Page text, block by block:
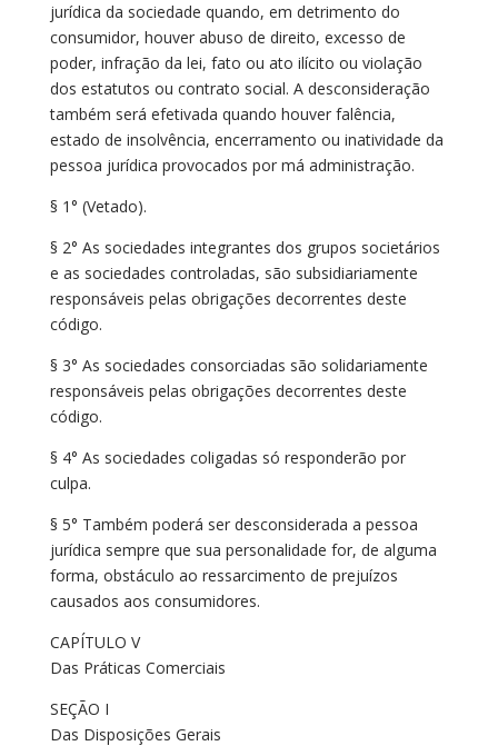
jurídica da sociedade quando, em detrimento do
consumidor, houver abuso de direito, excesso de
poder, infração da lei, fato ou ato ilícito ou violação
dos estatutos ou contrato social. A desconsideração
também será efetivada quando houver falência,
estado de insolvência, encerramento ou inatividade da
pessoa jurídica provocados por má administração.
§ 1° (Vetado).
§ 2° As sociedades integrantes dos grupos societários
e as sociedades controladas, são subsidiariamente
responsáveis pelas obrigações decorrentes deste
código.
§ 3° As sociedades consorciadas são solidariamente
responsáveis pelas obrigações decorrentes deste
código.
§ 4° As sociedades coligadas só responderão por
culpa.
§ 5° Também poderá ser desconsiderada a pessoa
jurídica sempre que sua personalidade for, de alguma
forma, obstáculo ao ressarcimento de prejuízos
causados aos consumidores.
CAPÍTULO V
Das Práticas Comerciais
SEÇÃO I
Das Disposições Gerais